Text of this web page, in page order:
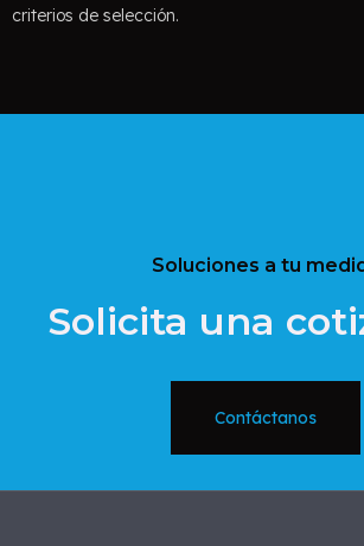
criterios de selección.
Soluciones a tu
Solicita una
Contáctanos